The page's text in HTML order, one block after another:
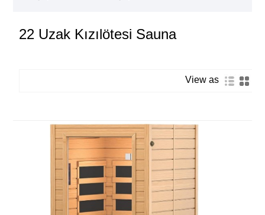
22 Uzak Kızılötesi Sauna
View as